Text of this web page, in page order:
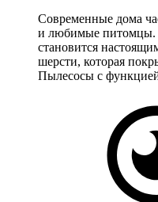
Современные дома
и любимые питомцы.
становится
шерсти, которая
Пылесосы с